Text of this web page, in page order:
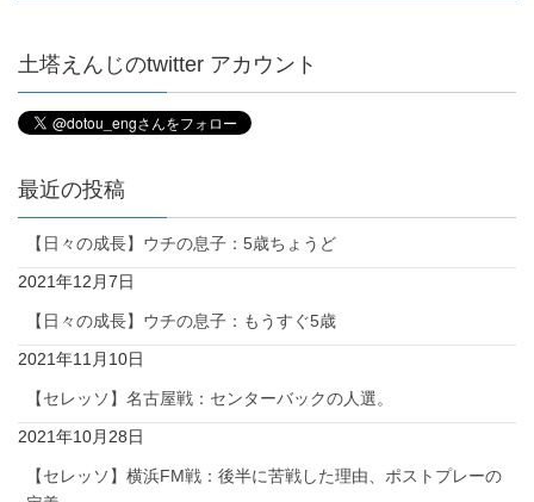
土塔えんじのtwitter アカウント
最近の投稿
【日々の成長】ウチの息子：5歳ちょうど
2021年12月7日
【日々の成長】ウチの息子：もうすぐ5歳
2021年11月10日
【セレッソ】名古屋戦：センターバックの人選。
2021年10月28日
【セレッソ】横浜FM戦：後半に苦戦した理由、ポストプレーの